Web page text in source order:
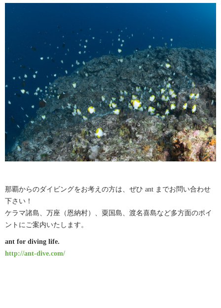
那覇からのダイビングをお考えの方は、ぜひ ant までお問い合わせ
下さい！
ケラマ諸島、万座（恩納村）、粟国島、渡名喜島など多方面のポイ
ントにご案内いたします。
ant for diving life.
http://ant-dive.com/